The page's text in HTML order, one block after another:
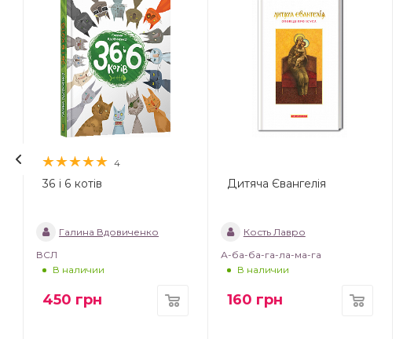
4
36 і 6 котів
Галина Вдовиченко
ВСЛ
В наличии
450 грн
Дитяча Євангелія
Кость Лавро
А-ба-ба-га-ла-ма-га
В наличии
160 грн